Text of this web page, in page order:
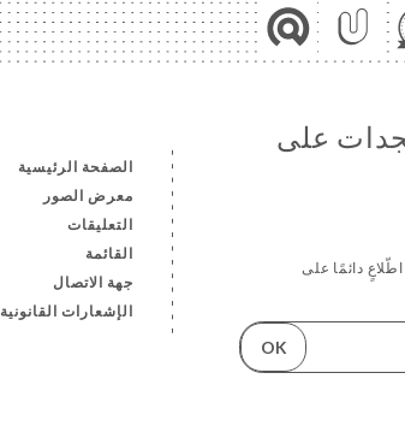
الصفحة الرئيسية
معرض الصور
التعليقات
القائمة
جهة الاتصال
الإشعارات القانونية
على
دائمًا على
OK